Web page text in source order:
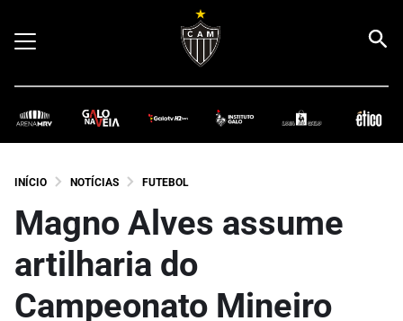
INÍCIO NOTÍCIAS FUTEBOL
Magno Alves assume
artilharia do
Campeonato Mineiro